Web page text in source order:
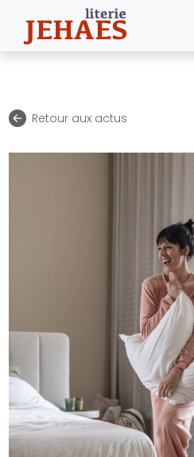
Retour aux actus